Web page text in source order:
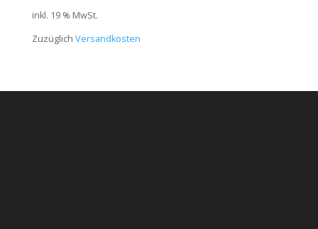
inkl. 19 % MwSt.
Zuzüglich Versandkosten